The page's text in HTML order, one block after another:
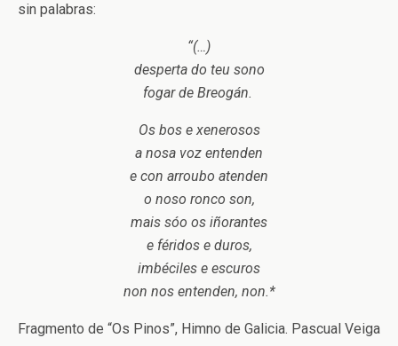
sin palabras:
“(…)
desperta do teu sono
fogar de Breogán.
Os bos e xenerosos
a nosa voz entenden
e con arroubo atenden
o noso ronco son,
mais sóo os iñorantes
e féridos e duros,
imbéciles e escuros
non nos entenden, non.*
Fragmento de “Os Pinos”, Himno de Galicia. Pascual Veiga